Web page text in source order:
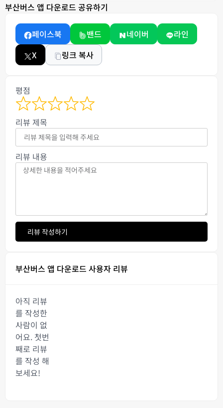
부산버스 앱 다운로드 공유하기
페이스북 밴드 네이버
라인
X
링크 복사
평점
리뷰 제목
리뷰 내용
리뷰 작성하기
부산버스 앱 다운로드 사용자 리뷰
아직 리뷰
를 작성한
사람이 없
어요. 첫번
째로 리뷰
를 작성 해
보세요!